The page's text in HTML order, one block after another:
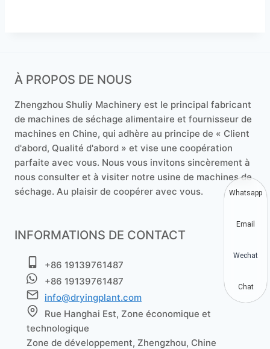
À PROPOS DE NOUS
Zhengzhou Shuliy Machinery est le principal fabricant
de machines de séchage alimentaire et fournisseur de
machines en Chine, qui adhère au principe de « Client
d'abord, Qualité d'abord » et vise une coopération
parfaite avec vous. Nous vous invitons sincèrement à
nous consulter et à visiter notre usine de machines de
séchage. Au plaisir de coopérer avec vous.
INFORMATIONS DE CONTACT
+86 19139761487
+86 19139761487
info@dryingplant.com
Rue Hanghai Est, Zone économique et
technologique
Zone de développement, Zhengzhou, Chine
Whatsapp
Email
Wechat
Chat